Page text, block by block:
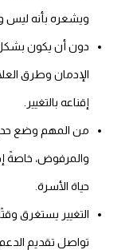
ويشعره بأنه ليس
دون أن يكون
الإدمان وطرق
إقناعه بالتغيير.
من المهم وضع
والمرفوض، خاصةً
حياة الأسرة.
التغيير يستغرق
تواصل تقديم